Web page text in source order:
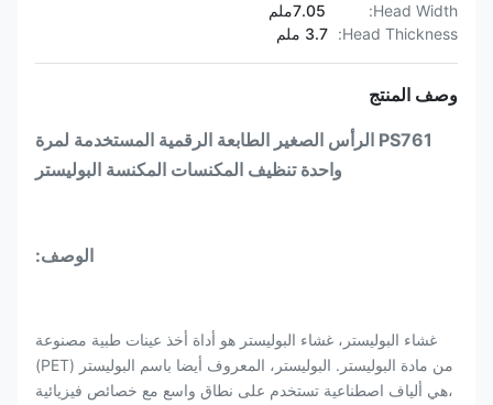
Head Width:
7.05ملم
Head Thickness:
3.7 ملم
وصف المنتج
PS761 الرأس الصغير الطابعة الرقمية المستخدمة لمرة
واحدة تنظيف المكنسات المكنسة البوليستر
الوصف:
غشاء البوليستر، غشاء البوليستر هو أداة أخذ عينات طبية مصنوعة
من مادة البوليستر. البوليستر، المعروف أيضا باسم البوليستر (PET)
،هي ألياف اصطناعية تستخدم على نطاق واسع مع خصائص فيزيائية